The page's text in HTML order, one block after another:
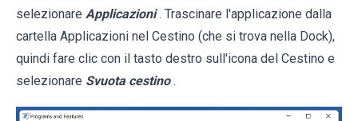
selezionare Applicazioni . Trascinare l'applicazione dalla
cartella Applicazioni nel Cestino (che si trova nella Dock),
quindi fare clic con il tasto destro sull'icona del Cestino e
selezionare Svuota cestino .